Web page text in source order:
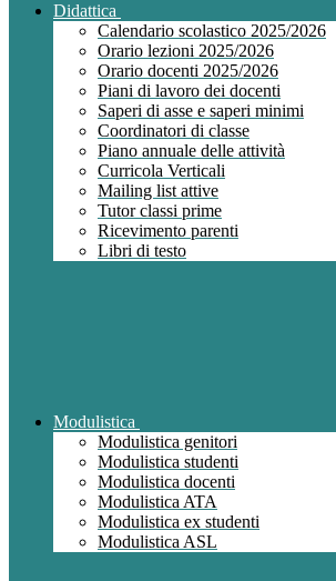
Didattica
Calendario scolastico 2025/2026
Orario lezioni 2025/2026
Orario docenti 2025/2026
Piani di lavoro dei docenti
Saperi di asse e saperi minimi
Coordinatori di classe
Piano annuale delle attività
Curricola Verticali
Mailing list attive
Tutor classi prime
Ricevimento parenti
Libri di testo
Modulistica
Modulistica genitori
Modulistica studenti
Modulistica docenti
Modulistica ATA
Modulistica ex studenti
Modulistica ASL